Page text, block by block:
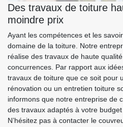
Des travaux de toiture
moindre prix
Ayant les compétences et les
domaine de la toiture. Notre
réalise des travaux de haute
concurrences. Par rapport aux
travaux de toiture que ce soit pour
rénovation ou un entretien toiture
informons que notre entreprise de
des travaux adaptés à votre
N’hésitez pas à contacter le